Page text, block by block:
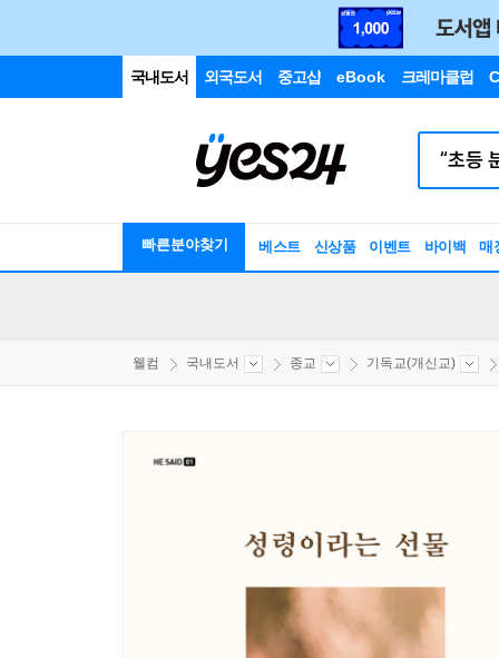
국내도서 외국도서 중고샵 eBook 크레마클럽
빠른분야찾기 베스트 신상품 이벤트 바이백 매
웰컴 국내도서 종교 기독교(개신교)